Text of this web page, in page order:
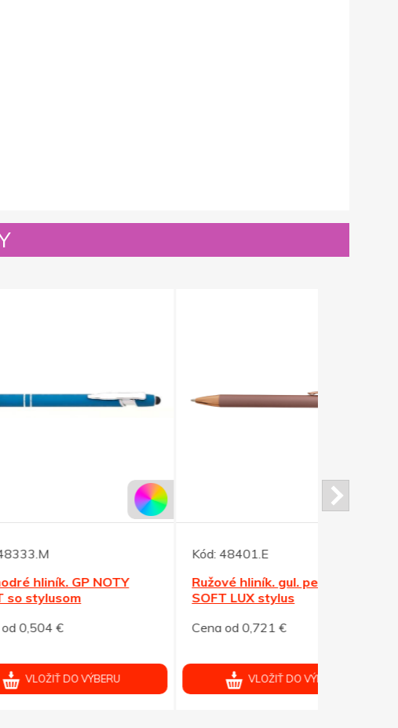
NOTY
Ružové hliník. gul. pero NOTY
SOFT LUX stylus
Cena od 0,721 €
VLOŽIŤ DO VÝBERU